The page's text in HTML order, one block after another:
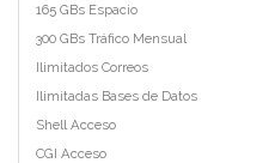
165 GBs Espacio
300 GBs Tráfico Mensual
Ilimitados Correos
Ilimitadas Bases de Datos
Shell Acceso
CGI Acceso